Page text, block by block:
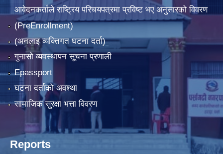
आवेदनकर्ताले राष्‍ट्रिय परिचयपत्रमा प्रविष्ट भए अनुसारको विवरण
(PreEnrollment)
(अनलाइ व्यक्तिगत घटना दर्ता)
गुनासो व्यवस्थापन सूचना प्रणाली
Epassport
घटना दर्ताको अवश्था
सामाजिक सुरक्षा भत्ता विवरण
Reports